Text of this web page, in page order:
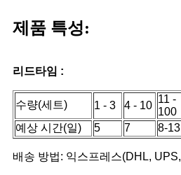
제품 특성:
리드타임 :
수량(세트) 1 - 3 4 - 10
11 -
100
예상 시간(일)
5 7 8-13
배송 방법: 익스프레스(DHL,